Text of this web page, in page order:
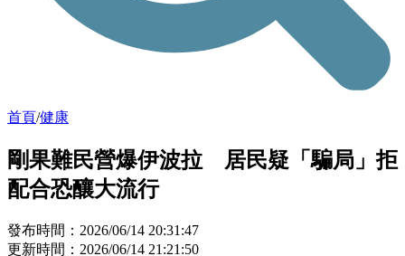
首頁/健康
剛果難民營爆伊波拉 居民疑「騙局」拒
配合恐釀大流行
發布時間：2026/06/14 20:31:47
更新時間：2026/06/14 21:21:50